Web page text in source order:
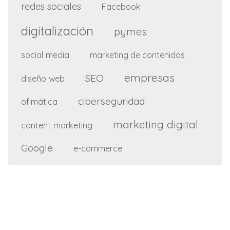
redes sociales Facebook
digitalización pymes
social media marketing de contenidos
diseño web SEO empresas
ofimática ciberseguridad
content marketing marketing digital
Google e-commerce